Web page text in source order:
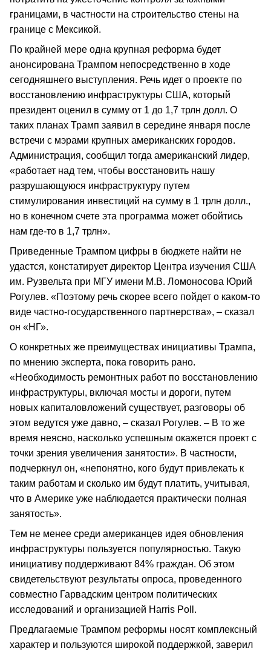
границами, в частности на строительство стены на
границе с Мексикой.
По крайней мере одна крупная реформа будет
анонсирована Трампом непосредственно в ходе
сегодняшнего выступления. Речь идет о проекте по
восстановлению инфраструктуры США, который
президент оценил в сумму от 1 до 1,7 трлн долл. О
таких планах Трамп заявил в середине января после
встречи с мэрами крупных американских городов.
Администрация, сообщил тогда американский лидер,
«работает над тем, чтобы восстановить нашу
разрушающуюся инфраструктуру путем
стимулирования инвестиций на сумму в 1 трлн долл.,
но в конечном счете эта программа может обойтись
нам где-то в 1,7 трлн».
Приведенные Трампом цифры в бюджете найти не
удастся, констатирует директор Центра изучения США
им. Рузвельта при МГУ имени М.В. Ломоносова Юрий
Рогулев. «Поэтому речь скорее всего пойдет о каком-то
виде частно-государственного партнерства», – сказал
он «НГ».
О конкретных же преимуществах инициативы Трампа,
по мнению эксперта, пока говорить рано.
«Необходимость ремонтных работ по восстановлению
инфраструктуры, включая мосты и дороги, путем
новых капиталовложений существует, разговоры об
этом ведутся уже давно, – сказал Рогулев. – В то же
время неясно, насколько успешным окажется проект с
точки зрения увеличения занятости». В частности,
подчеркнул он, «непонятно, кого будут привлекать к
таким работам и сколько им будут платить, учитывая,
что в Америке уже наблюдается практически полная
занятость».
Тем не менее среди американцев идея обновления
инфраструктуры пользуется популярностью. Такую
инициативу поддерживают 84% граждан. Об этом
свидетельствуют результаты опроса, проведенного
совместно Гарвадским центром политических
исследований и организацией Harris Poll.
Предлагаемые Трампом реформы носят комплексный
характер и пользуются широкой поддержкой, заверил